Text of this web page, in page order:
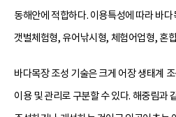
동해안에 적합하다. 이용특성에 따라 바
갯벌체험형, 유어낚시형, 체험어업형, 혼
바다목장 조성 기술은 크게 어장 생태계
이용 및 관리로 구분할 수 있다. 해중림과